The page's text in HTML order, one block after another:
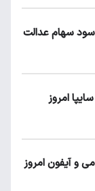
سود سهام عدالت
امروز
و آیفون امروز